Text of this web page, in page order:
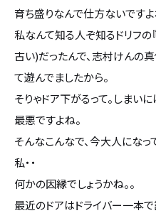
育ち盛りなんで仕方ないです
私なんて知る人ぞ知るドリフ
古い)だったんで、志村けんの
て遊んでましたから。
そりゃドア下がるって。しまい
最悪ですよね。
そんなこんなで、今大人にな
私・・
何かの因縁でしょうかね。。
最近のドアはドライバー一本で